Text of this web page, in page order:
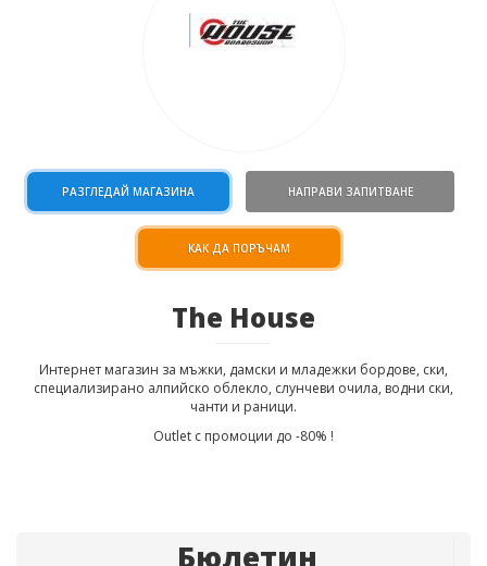
РАЗГЛЕДАЙ МАГАЗИНА НАПРАВИ ЗАПИТВАНЕ
КАК ДА ПОРЪЧАМ
The House
Интернет магазин за мъжки, дамски и младежки бордове, ски,
специализирано алпийско облекло, слунчеви очила, водни ски,
чанти и раници.
Outlet с промоции до -80% !
Бюлетин